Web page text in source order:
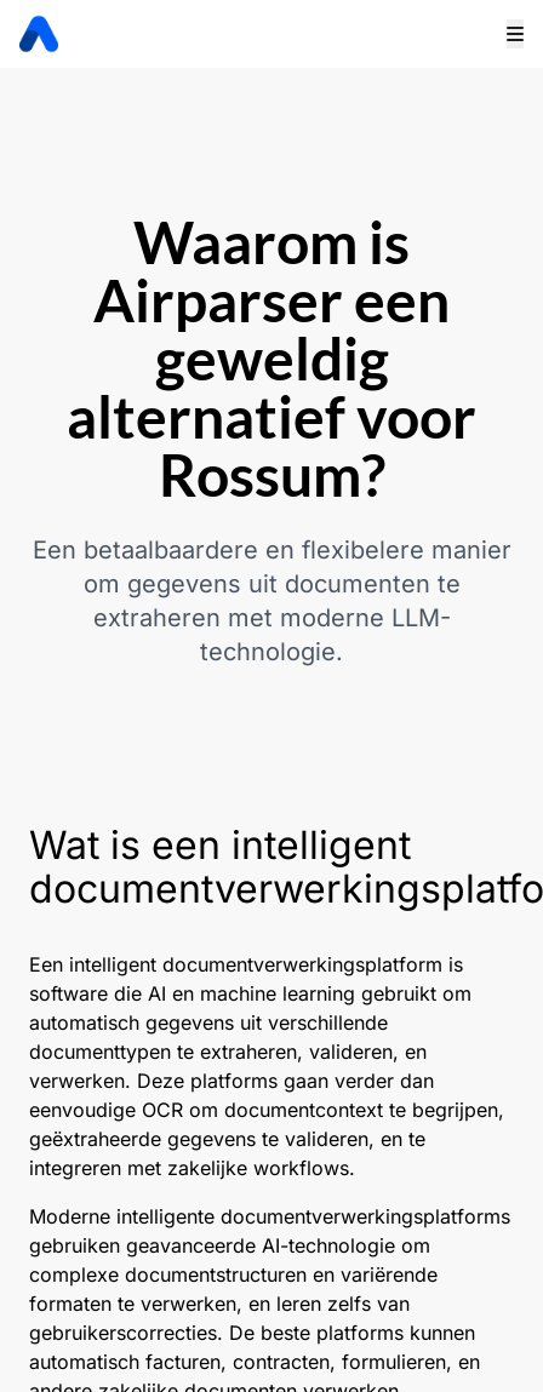
Waarom is
Airparser een
geweldig
alternatief voor
Rossum?
Een betaalbaardere en flexibelere manier
om gegevens uit documenten te
extraheren met moderne LLM-
technologie.
Wat is een intelligent
Een intelligent documentverwerkingsplatform is
software die AI en machine learning gebruikt om
automatisch gegevens uit verschillende
documenttypen te extraheren, valideren, en
verwerken. Deze platforms gaan verder dan
eenvoudige OCR om documentcontext te begrijpen,
geëxtraheerde gegevens te valideren, en te
integreren met zakelijke workflows.
Moderne intelligente documentverwerkingsplatforms
gebruiken geavanceerde AI-technologie om
complexe documentstructuren en variërende
formaten te verwerken, en leren zelfs van
gebruikerscorrecties. De beste platforms kunnen
automatisch facturen, contracten, formulieren, en